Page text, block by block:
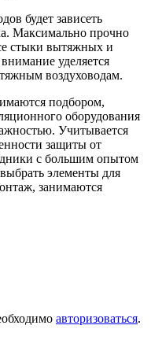
будет зависеть
Максимально прочно
стыки вытяжных и
уделяется
воздуховодам.
подбором,
оборудования
Учитывается
защиты от
с большим опытом
элементы для
занимаются
авторизоваться.